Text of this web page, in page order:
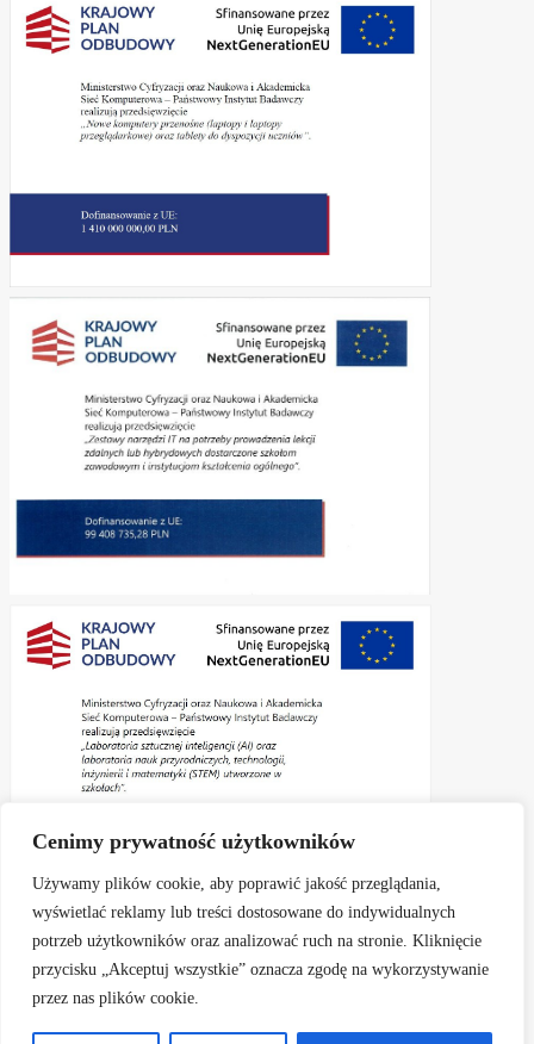
Cenimy prywatność użytkowników
Używamy plików cookie, aby poprawić jakość przeglądania,
wyświetlać reklamy lub treści dostosowane do indywidualnych
potrzeb użytkowników oraz analizować ruch na stronie. Kliknięcie
przycisku „Akceptuj wszystkie” oznacza zgodę na wykorzystywanie
przez nas plików cookie.
Informacje
Profilaktyka
E- dziennik Biblioteka Kontakt